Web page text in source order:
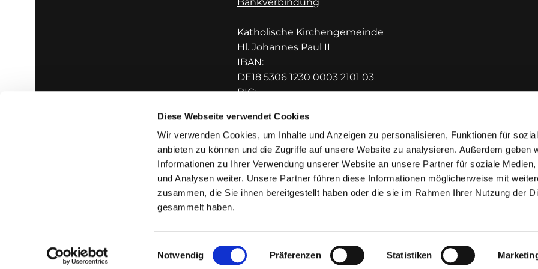
Diese Webseite verwendet Cookies
Wir verwenden Cookies, um Inhalte und Anzeigen zu personalisieren, Funktionen für
anbieten zu können und die Zugriffe auf unsere Website zu analysieren. Außerdem geben
Informationen zu Ihrer Verwendung unserer Website an unsere Partner für soziale Medien,
und Analysen weiter. Unsere Partner führen diese Informationen möglicherweise mit
zusammen, die Sie ihnen bereitgestellt haben oder die sie im Rahmen Ihrer Nutzung der
gesammelt haben.
Einwilligungsauswahl
Notwendig Präferenzen Statistiken
Katholische Kirchengemeinde
Hl. Johannes Paul II
IBAN:
DE18 5306 1230 0003 2101 03
BIC:
Impressum Datenschutzerklärung ChurchDesk-